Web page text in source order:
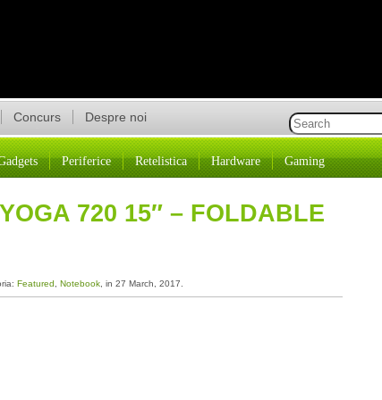
Concurs Despre noi
Periferice Retelistica Hardware Gaming
720 15″ – FOLDABLE
Featured Notebook , in 27 March, 2017.